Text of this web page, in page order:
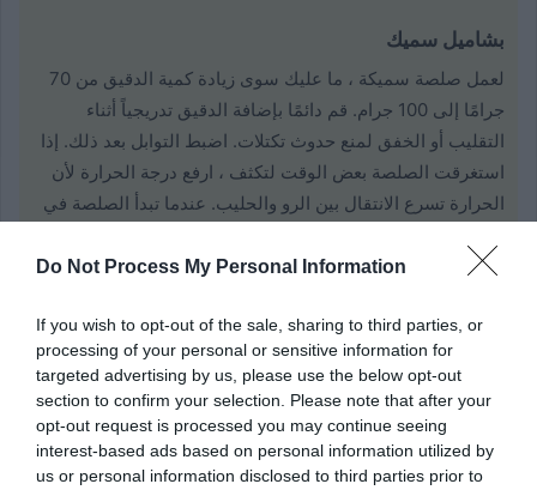
Do Not Process My Personal Information
If you wish to opt-out of the sale, sharing to third parties, or
processing of your personal or sensitive information for
targeted advertising by us, please use the below opt-out
section to confirm your selection. Please note that after your
opt-out request is processed you may continue seeing
interest-based ads based on personal information utilized by
us or personal information disclosed to third parties prior to
بشاميل سميك
لعمل صلصة سميكة ، ما عليك سوى زيادة كمية الدقيق من 70
جرامًا إلى 100 جرام. قم دائمًا بإضافة الدقيق تدريجياً أثناء
التقليب أو الخفق لمنع حدوث تكتلات. اضبط التوابل بعد ذلك. إذا
استغرقت الصلصة بعض الوقت لتكثف ، ارفع درجة الحرارة لأن
الحرارة تسرع الانتقال بين الرو والحليب. عندما تبدأ الصلصة في
أو لتزيين الملفوف.
صلصة أخف
للحصول على صلصة أخف وزنا وأكثر نقاء ، ما عليك سوى
استبدال جزء من الدقيق بنشا الذرة. يعتمد على الذوق الشخصي
حيث يمكن استبداله بالثلث أو النصف. إذا كانت الصلصة كثيفة
عن طريق الخطأ ، فيجب إضافتها ببطء إلى الحليب المغلي.